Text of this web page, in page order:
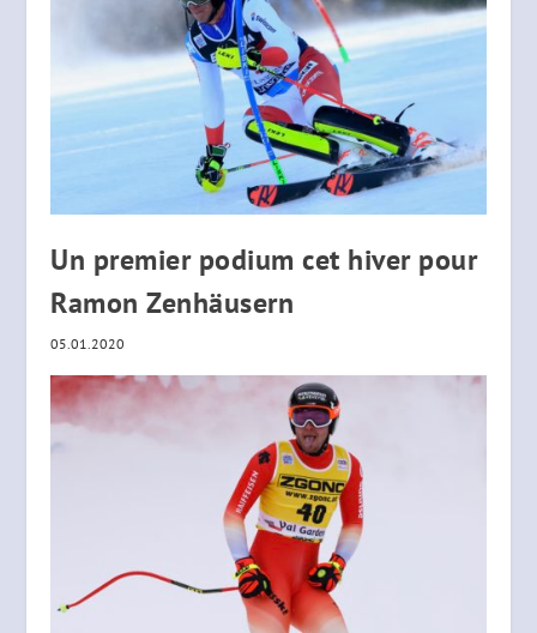
Un premier podium cet hiver pour
Ramon Zenhäusern
05.01.2020